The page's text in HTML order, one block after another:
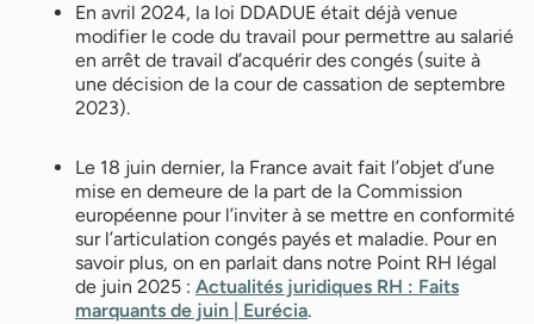
En avril 2024, la loi DDADUE était déjà venue
modifier le code du travail pour permettre au salarié
en arrêt de travail d’acquérir des congés (suite à
une décision de la cour de cassation de septembre
2023).
Le 18 juin dernier, la France avait fait l’objet d’une
mise en demeure de la part de la Commission
européenne pour l’inviter à se mettre en conformité
sur l’articulation congés payés et maladie. Pour en
savoir plus, on en parlait dans notre Point RH légal
de juin 2025 : Actualités juridiques RH : Faits
marquants de juin | Eurécia.